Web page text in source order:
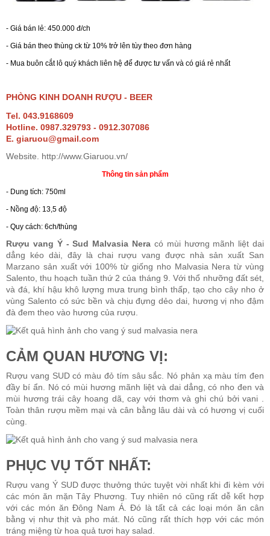
RƯỢU WHISKY
RƯỢU XO BRANDY
RƯỢU VODKA
RƯỢU COGNAC
RƯỢU VANG ĐÀ LẠT
BIA NGOẠI
TRỐNG RƯỢU
Vang Newzeland giá rẻ nhất
Rượu Vang Argentina
VANG CANADA ICEWINE
Rượu Vang BỒ ĐÀO NHA
RƯỢU VANG ROMANIA GIÁ CỰC RẺ
RƯỢU VANG ĐỨC
- Giá bán lẻ: 450.000 đ/ch
- Giá bán theo thùng ck từ 10% trở lên tùy theo đơn hàng
- Mua buôn cắt lô quý khách liên hệ để được tư vấn và có giá rẻ nhất
PHÒNG KINH DOANH RƯỢU - BEER
Tel. 043.9168609
Hotline. 0987.329793 - 0912.307086
E. giaruou@gmail.com
Website. http://www.Giaruou.vn/
Thông tin sản phẩm
- Dung tích: 750ml
- Nồng độ: 13,5 độ
- Quy cách: 6ch/thùng
Rượu vang Ý - Sud Malvasia Nera có mùi hương mãnh liệt dai
dẳng kéo dài, đây là chai rượu vang được nhà sản xuất San
Marzano sản xuất với 100% từ giống nho Malvasia Nera từ vùng
Salento, thu hoạch tuần thứ 2 của tháng 9. Với thổ nhưỡng đất sét,
và đá, khí hậu khô lượng mưa trung bình thấp, tạo cho cây nho ở
vùng Salento có sức bền và chịu đựng dẻo dai, hương vị nho đậm
đà đem theo vào hương của rượu.
CẢM QUAN HƯƠNG VỊ:
Rượu vang SUDcó màu đỏ tím sâu sắc. Nó phản xạ màu tím đen
đầy bí ẩn. Nó có mùi hương mãnh liệt và dai dẳng, có nho đen và
mùi hương trái cây hoang dã, cay với thơm và ghi chú bởi vani .
Toàn thân rượu mềm mại và cân bằng lâu dài và có hương vị cuối
cùng.
PHỤC VỤ TỐT NHẤT:
Rượu vang Ý SUD được thưởng thức tuyệt vời nhất khi đi kèm với
các món ăn mặn Tây Phương. Tuy nhiên nó cũng rất dễ kết hợp
với các món ăn Đông Nam Á. Đó là tất cả các loại món ăn cân
bằng vị như thịt và pho mát. Nó cũng rất thích hợp với các món
tráng miệng từ hoa quả tươi hay salad.